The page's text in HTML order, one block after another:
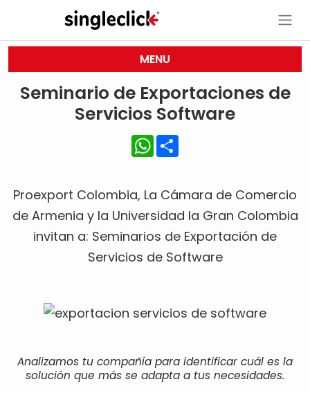
MENU
Seminario de Exportaciones de
Servicios Software
WhatsApp
Proexport Colombia, La Cámara de Comercio
de Armenia y la Universidad la Gran Colombia
invitan a: Seminarios de Exportación de
Servicios de Software
Analizamos tu compañía para identificar cuál es la
solución que más se adapta a tus necesidades.